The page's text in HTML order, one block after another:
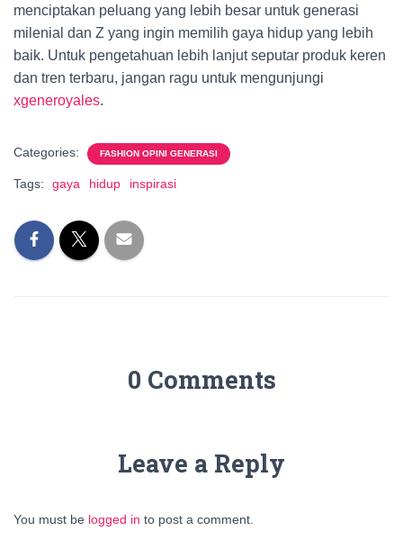
menciptakan peluang yang lebih besar untuk generasi
milenial dan Z yang ingin memilih gaya hidup yang lebih
baik. Untuk pengetahuan lebih lanjut seputar produk keren
dan tren terbaru, jangan ragu untuk mengunjungi
xgeneroyales.
Categories: FASHION OPINI GENERASI
Tags: gaya hidup inspirasi
0 Comments
Leave a Reply
You must be logged in to post a comment.